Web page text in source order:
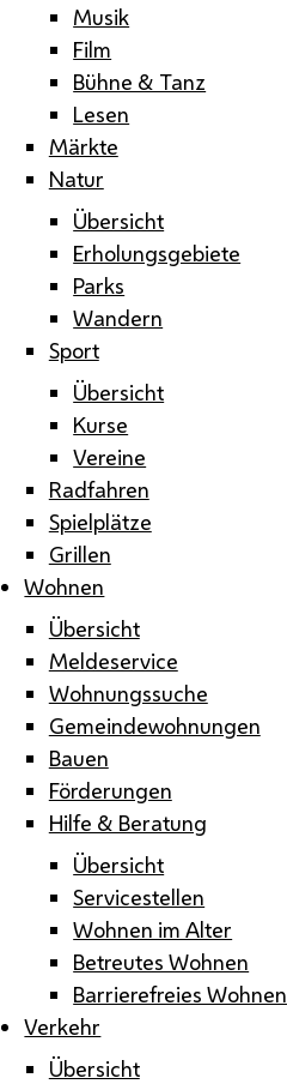
Musik
Film
Bühne & Tanz
Lesen
Märkte
Natur
Übersicht
Erholungsgebiete
Parks
Wandern
Sport
Übersicht
Kurse
Vereine
Radfahren
Spielplätze
Grillen
Wohnen
Übersicht
Meldeservice
Wohnungssuche
Gemeindewohnungen
Bauen
Förderungen
Hilfe & Beratung
Übersicht
Servicestellen
Wohnen im Alter
Betreutes Wohnen
Barrierefreies Wohnen
Verkehr
Übersicht